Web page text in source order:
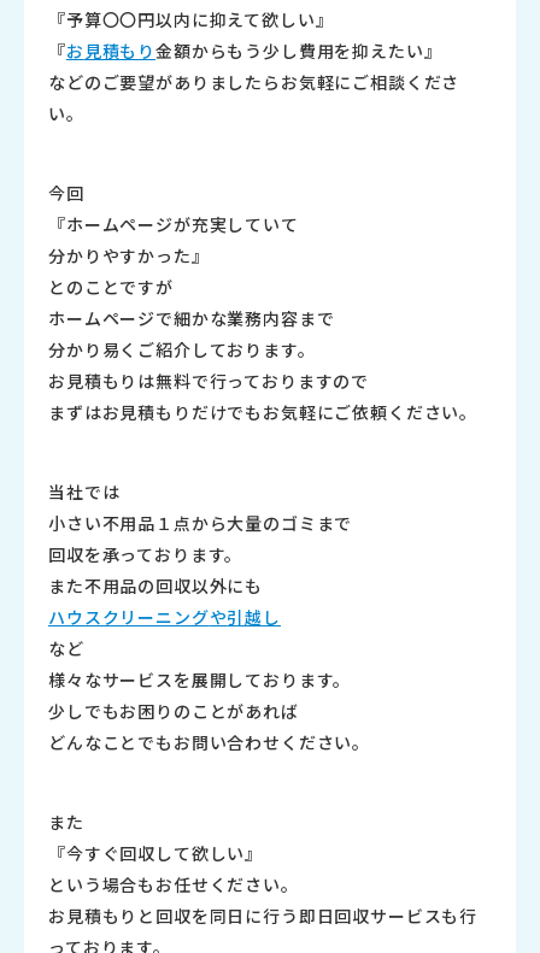
『予算〇〇円以内に抑えて欲しい』
『お見積もり金額からもう少し費用を抑えたい』
などのご要望がありましたらお気軽にご相談くださ
い。
今回
『ホームページが充実していて
分かりやすかった』
とのことですが
ホームページで細かな業務内容まで
分かり易くご紹介しております。
お見積もりは無料で行っておりますので
まずはお見積もりだけでもお気軽にご依頼ください。
当社では
小さい不用品１点から大量のゴミまで
回収を承っております。
また不用品の回収以外にも
ハウスクリーニングや引越し
など
様々なサービスを展開しております。
少しでもお困りのことがあれば
どんなことでもお問い合わせください。
また
『今すぐ回収して欲しい』
という場合もお任せください。
お見積もりと回収を同日に行う即日回収サービスも行
っております。